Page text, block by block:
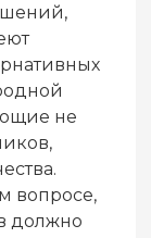
не
вопросе,
должно